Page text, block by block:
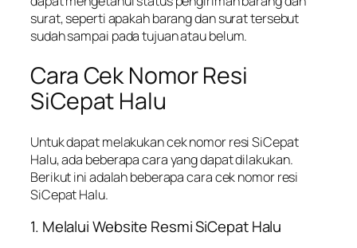
surat, seperti apakah barang dan surat tersebut
sudah sampai pada tujuan atau belum.
Cara Cek Nomor Resi
SiCepat Halu
Untuk dapat melakukan cek nomor resi SiCepat
Halu, ada beberapa cara yang dapat dilakukan.
Berikut ini adalah beberapa cara cek nomor resi
SiCepat Halu.
1. Melalui Website Resmi SiCepat Halu